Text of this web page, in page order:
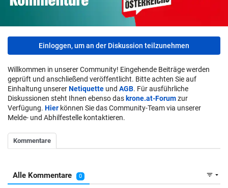
Einloggen, um an der Diskussion teilzunehmen
Willkommen in unserer Community! Eingehende Beiträge werden
geprüft und anschließend veröffentlicht. Bitte achten Sie auf
Einhaltung unsererNetiquette und AGB. Für ausführliche
Diskussionen steht Ihnen ebenso das krone.at-Forumzur
Verfügung. Hier können Sie das Community-Team via unserer
Melde- und Abhilfestelle kontaktieren.